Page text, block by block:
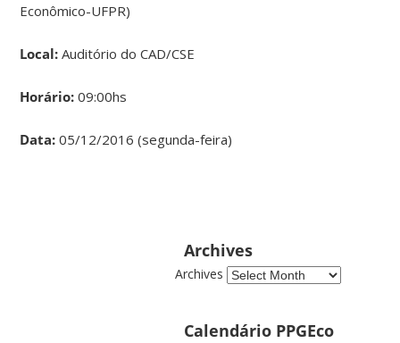
Econômico-UFPR)
Local: Auditório do CAD/CSE
Horário: 09:00hs
Data: 05/12/2016 (segunda-feira)
Archives
Archives
Calendário PPGEco